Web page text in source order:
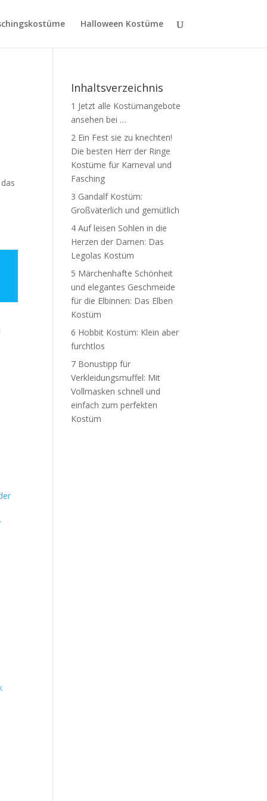
Halloween Kostüme
Inhaltsverzeichnis
1 Jetzt alle Kostümangebote
ansehen bei …
2 Ein Fest sie zu knechten!
Die besten Herr der Ringe
Kostüme für Karneval und
Fasching
3 Gandalf Kostüm:
Großväterlich und gemütlich
4 Auf leisen Sohlen in die
Herzen der Damen: Das
Legolas Kostüm
5 Märchenhafte Schönheit
und elegantes Geschmeide
für die Elbinnen: Das Elben
Kostüm
6 Hobbit Kostüm: Klein aber
furchtlos
7 Bonustipp für
Verkleidungsmuffel: Mit
Vollmasken schnell und
einfach zum perfekten
Kostüm